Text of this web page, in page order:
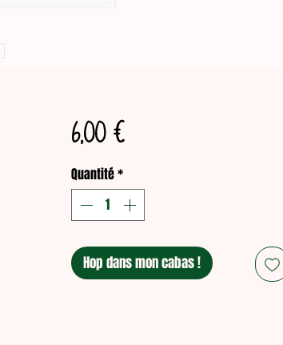
6,00 €Prix
Quantité*
Hop dans mon cabas !